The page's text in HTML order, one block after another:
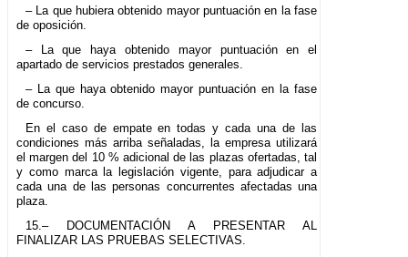
– La que hubiera obtenido mayor puntuación en la fase
de oposición.
– La que haya obtenido mayor puntuación en el
apartado de servicios prestados generales.
– La que haya obtenido mayor puntuación en la fase
de concurso.
En el caso de empate en todas y cada una de las
condiciones más arriba señaladas, la empresa utilizará
el margen del 10 % adicional de las plazas ofertadas, tal
y como marca la legislación vigente, para adjudicar a
cada una de las personas concurrentes afectadas una
plaza.
15.– DOCUMENTACIÓN A PRESENTAR AL
FINALIZAR LAS PRUEBAS SELECTIVAS.